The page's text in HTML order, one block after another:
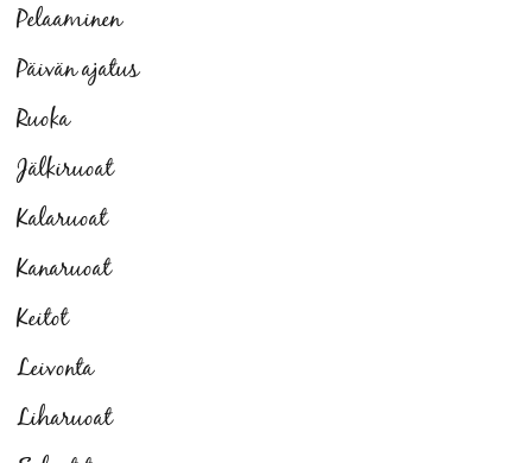
Pelaaminen
Päivän ajatus
Ruoka
Jälkiruoat
Kalaruoat
Kanaruoat
Keitot
Leivonta
Liharuoat